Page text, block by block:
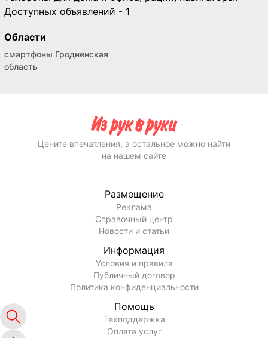
Доступных объявлений - 1
Области
смартфоны Гродненская
область
Цените впечатления, а остальное можно найти
на нашем сайте
Размещение
Реклама
Справочный центр
Новости и статьи
Информация
Условия и правила
Публичный договор
Политика конфиденциальности
Помощь
Техподдержка
Оплата услуг